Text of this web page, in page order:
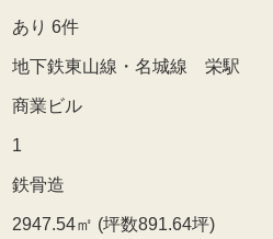
あり 6件
地下鉄東山線・名城線 栄駅
商業ビル
1
鉄骨造
2947.54㎡ (坪数891.64坪)